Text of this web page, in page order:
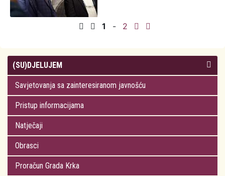
1 - 2
(SU)DJELUJEM
Savjetovanja sa zainteresiranom javnošću
Pristup informacijama
Natječaji
Obrasci
Proračun Grada Krka